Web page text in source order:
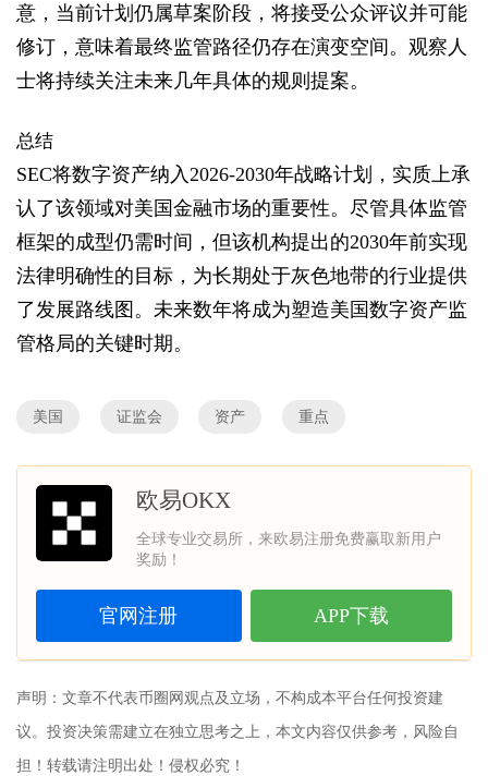
意，当前计划仍属草案阶段，将接受公众评议并可能
修订，意味着最终监管路径仍存在演变空间。观察人
士将持续关注未来几年具体的规则提案。
总结
SEC将数字资产纳入2026-2030年战略计划，实质上承
认了该领域对美国金融市场的重要性。尽管具体监管
框架的成型仍需时间，但该机构提出的2030年前实现
法律明确性的目标，为长期处于灰色地带的行业提供
了发展路线图。未来数年将成为塑造美国数字资产监
管格局的关键时期。
美国 证监会 资产 重点
欧易OKX
全球专业交易所，来欧易注册免费赢取新用户
奖励！
官网注册 APP下载
声明：文章不代表币圈网观点及立场，不构成本平台任何投资建
议。投资决策需建立在独立思考之上，本文内容仅供参考，风险自
担！转载请注明出处！侵权必究！